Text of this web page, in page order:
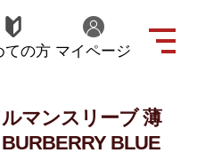
ての方 マイページ
マンスリーブ 薄
BLUE